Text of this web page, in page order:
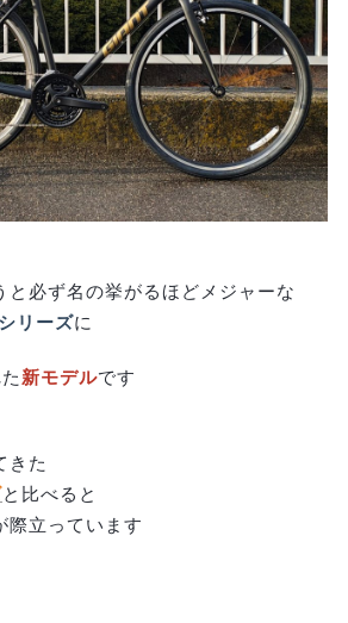
と必ず名の挙がるほどメジャーな
リーズに
新モデルです
きた
と比べると
際立っています